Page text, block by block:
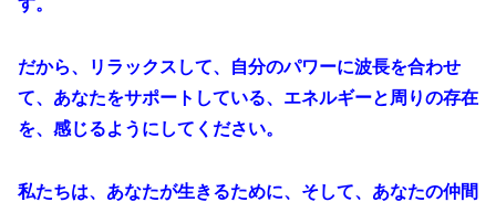
す。
だから、リラックスして、自分のパワーに波長を合わせ
て、あなたをサポートしている、エネルギーと周りの存在
を、感じるようにしてください。
私たちは、あなたが生きるために、そして、あなたの仲間